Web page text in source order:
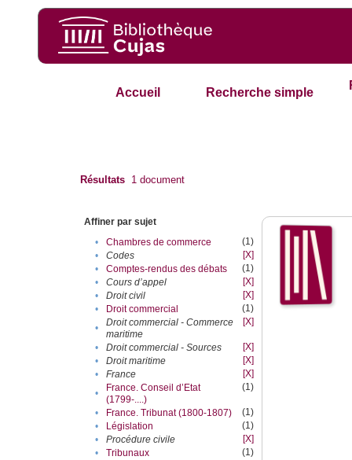
Accueil Recherche simple
Résultats 1 document
Affiner par sujet
•
Chambres de commerce
(1)
•
Codes
[X]
•
Comptes-rendus des débats
(1)
•
Cours d’appel
[X]
•
Droit civil
[X]
•
Droit commercial
(1)
•
Droit commercial - Commerce
maritime
[X]
• Droit commercial - Sources
[X]
•
Droit maritime
[X]
•
France
[X]
•
France. Conseil d’Etat
(1799-....)
(1)
• France. Tribunat (1800-1807)
(1)
•
Législation
(1)
•
Procédure civile
[X]
•
Tribunaux
(1)